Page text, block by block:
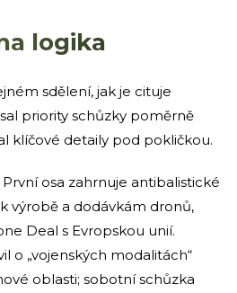
logika
sdělení, jak je cituje
priority schůzky poměrně
klíčové detaily pod pokličkou.
První osa zahrnuje antibalistické
výrobě a dodávkám dronů,
Deal s Evropskou unií.
o „vojenských modalitách“
oblasti; sobotní schůzka